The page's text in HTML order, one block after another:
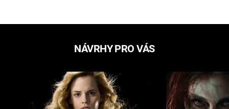
NÁVRHY PRO VÁS